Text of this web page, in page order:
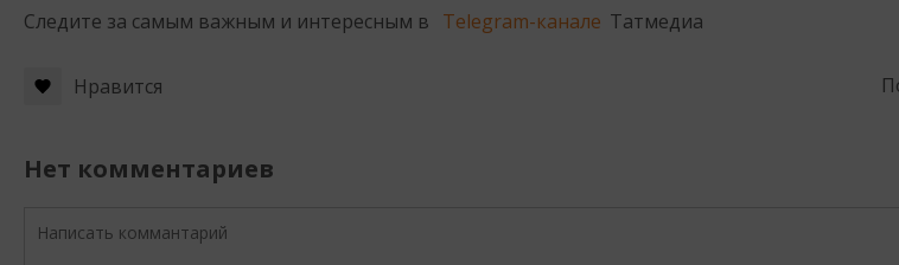
Следите за самым важным и интересным в Telegram-канале Татмедиа
Нравится
Нет комментариев